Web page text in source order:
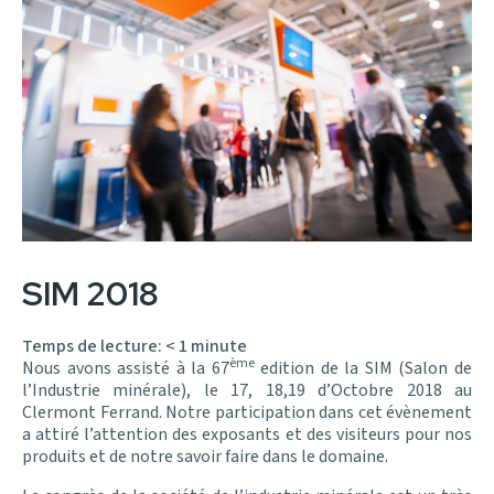
SIM 2018
Temps de lecture: < 1 minute
Nous avons assisté à la 67èmeedition de la SIM (Salon de
l’Industrie minérale), le 17, 18,19 d’Octobre 2018 au
Clermont Ferrand. Notre participation dans cet évènement
a attiré l’attention des exposants et des visiteurs pour nos
produits et de notre savoir faire dans le domaine.